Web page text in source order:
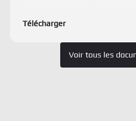
Télécharger
Voir tous les